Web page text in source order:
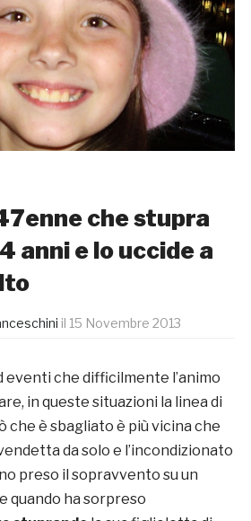
che stupra
anni e lo uccide a
il 15 Novembre 2013
eventi che difficilmente l’animo
in queste situazioni la linea di
che è sbagliato è più vicina che
da solo e l’incondizionato
preso il sopravvento su un
quando ha sorpreso